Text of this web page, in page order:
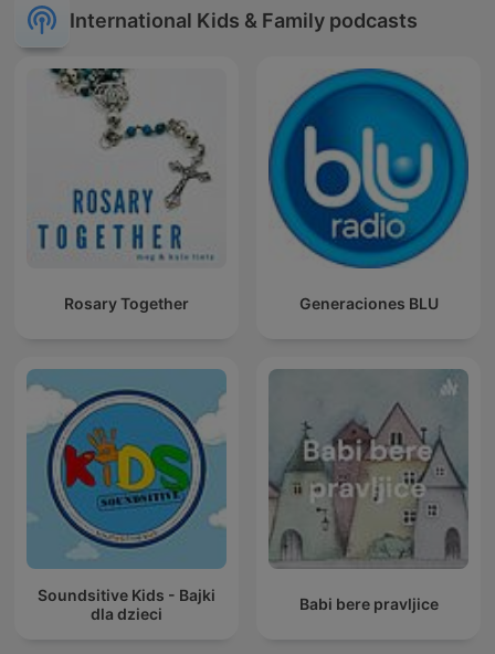
International Kids & Family podcasts
Rosary Together Generaciones BLU
Soundsitive Kids - Bajki
dla dzieci
Babi bere pravljice